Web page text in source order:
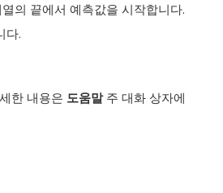
의 끝에서 예측값을 시작합니다.
다.
한 내용은 도움말주 대화 상자에